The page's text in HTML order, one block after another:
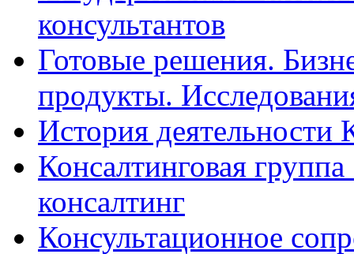
консультантов
Готовые решения.
продукты.
История деятельности
Консалтинговая
консалтинг
Консультационное